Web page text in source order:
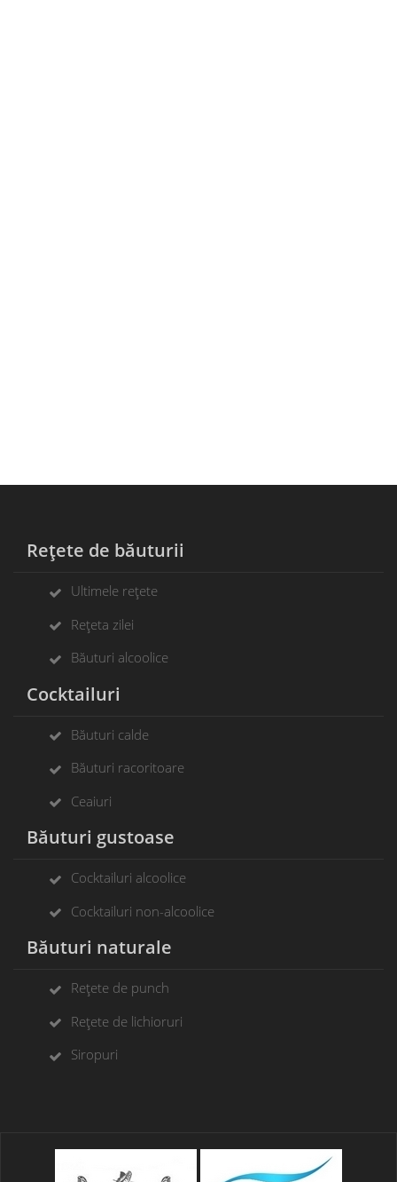
Rețete de băuturii
Ultimele rețete
Rețeta zilei
Băuturi alcoolice
Cocktailuri
Băuturi calde
Băuturi racoritoare
Ceaiuri
Băuturi gustoase
Cocktailuri alcoolice
Cocktailuri non-alcoolice
Băuturi naturale
Rețete de punch
Rețete de lichioruri
Siropuri